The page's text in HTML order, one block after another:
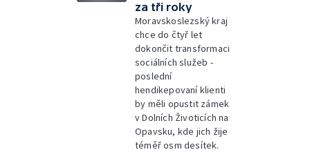
za tři roky
Moravskoslezský kraj
chce do čtyř let
dokončit transformaci
sociálních služeb -
poslední
hendikepovaní klienti
by měli opustit zámek
v Dolních Životicích na
Opavsku, kde jich žije
téměř osm desítek.